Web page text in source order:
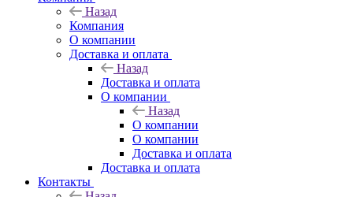
Назад
Компания
О компании
Доставка и оплата
Назад
Доставка и оплата
О компании
Назад
О компании
О компании
Доставка и оплата
Доставка и оплата
Контакты